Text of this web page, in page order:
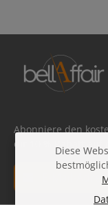
Abonniere den
dir 10 % Rabatt auf
E-Mail-Adresse*
Diese